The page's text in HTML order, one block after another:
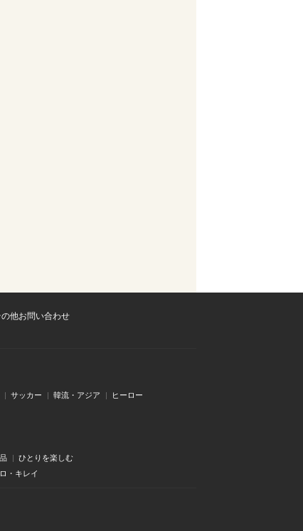
他お問い合わせ
サッカー 韓流・アジア ヒーロー
ひとりを楽しむ
・キレイ